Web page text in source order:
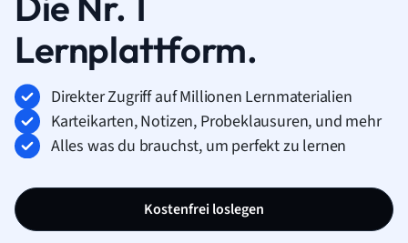
Lernplattform.
Direkter Zugriff auf Millionen Lernmaterialien
Karteikarten, Notizen, Probeklausuren, und mehr
Alles was du brauchst, um perfekt zu lernen
Kostenfrei loslegen